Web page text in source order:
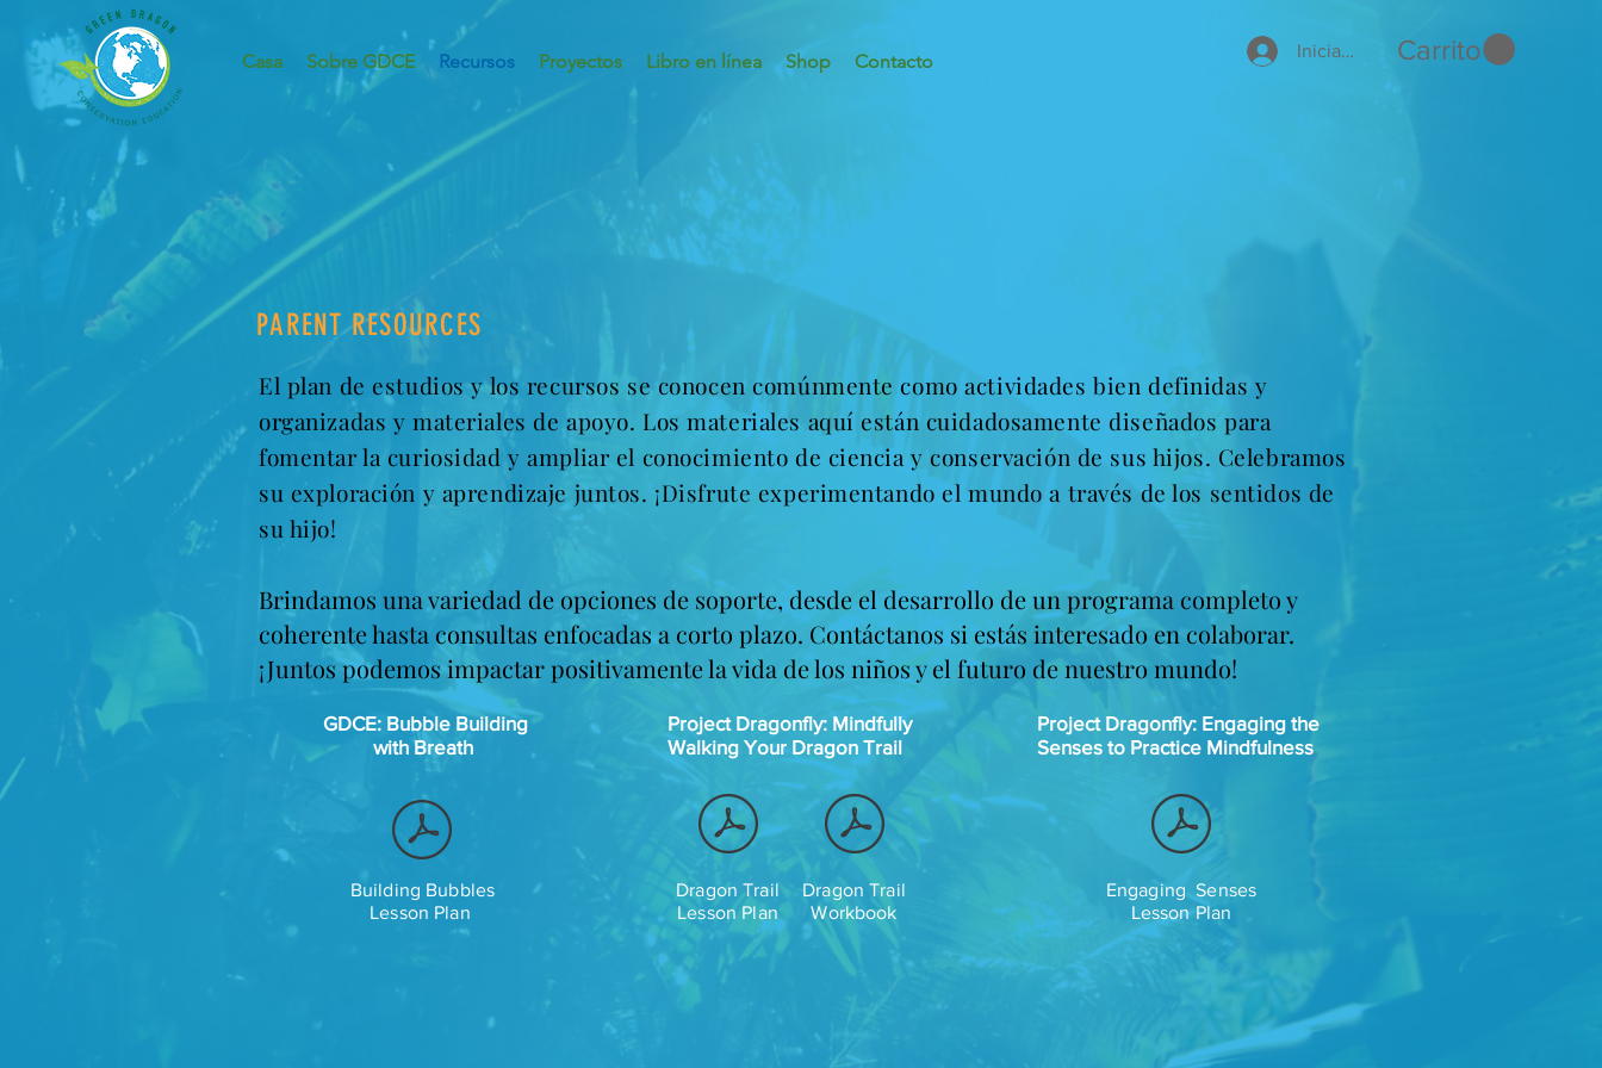
Casa Sobre GDCE Recursos Proyectos Libro en línea Shop Contacto Iniciar sesiónCarrito
PARENT RESOURCES
El plan de estudios y los recursos se conocen comúnmente como actividades bien definidas y
organizadas y materiales de apoyo. Los materiales aquí están cuidadosamente diseñados para
fomentar la curiosidad y ampliar el conocimiento de ciencia y conservación de sus hijos. Celebramos
su exploración y aprendizaje juntos. ¡Disfrute experimentando el mundo a través de los sentidos de
su hijo!
Brindamos una variedad de opciones de soporte, desde el desarrollo de un programa completo y
coherente hasta consultas enfocadas a corto plazo. Contáctanos si estás interesado en colaborar.
¡Juntos podemos impactar positivamente la vida de los niños y el futuro de nuestro mundo!
GDCE: Bubble Building
with Breath
Building Bubbles
Lesson Plan
Project Dragonfly: Mindfully
Walking Your Dragon Trail
Dragon Trail
Lesson Plan
Dragon Trail
Workbook
Project Dragonfly: Engaging the
Senses to Practice Mindfulness
Engaging Senses
Lesson Plan